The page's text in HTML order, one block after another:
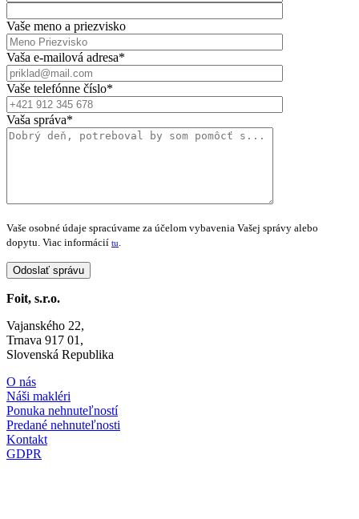
Vaše meno a priezvisko
Vaša e-mailová adresa*
Vaše telefónne číslo*
Vaša správa*
Vaše osobné údaje spracúvame za účelom vybavenia Vašej správy alebo
dopytu. Viac informácií tu
Foit, s.r.o.
Vajanského 22,
Trnava 917 01,
Slovenská Republika
O nás
Náši makléri
Ponuka nehnuteľností
Predané nehnuteľnosti
Kontakt
GDPR